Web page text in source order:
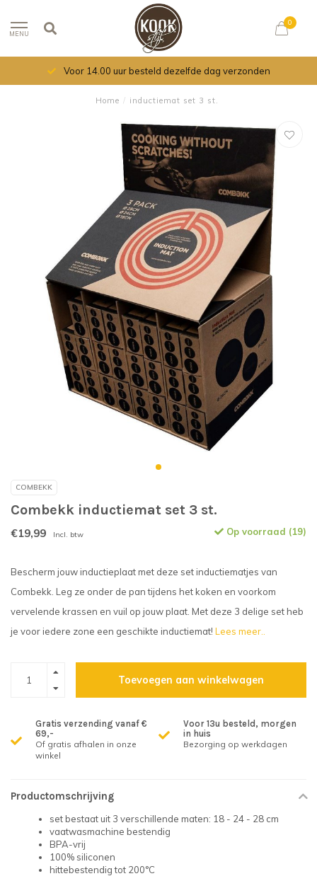
MENU
0
Voor 14.00 uur besteld dezelfde dag verzonden
Home / inductiemat set 3 st.
COMBEKK
Combekk inductiemat set 3 st.
€19,99 Incl. btw Op voorraad (19)
Bescherm jouw inductieplaat met deze set inductiematjes van
Combekk. Leg ze onder de pan tijdens het koken en voorkom
vervelende krassen en vuil op jouw plaat. Met deze 3 delige set heb
je voor iedere zone een geschikte inductiemat! Lees meer..
Toevoegen aan winkelwagen
Gratis verzending vanaf €
69,-
Of gratis afhalen in onze
winkel
Voor 13u besteld, morgen
in huis
Bezorging op werkdagen
Productomschrijving
set bestaat uit 3 verschillende maten: 18 - 24 - 28 cm
vaatwasmachine bestendig
BPA-vrij
100% siliconen
hittebestendig tot 200°C